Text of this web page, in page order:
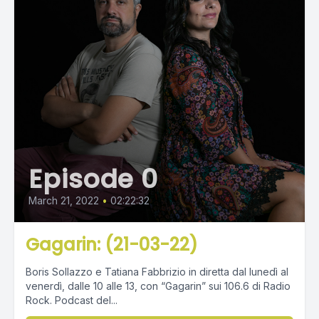
Episode 0
March 21, 2022 • 02:22:32
Gagarin: (21-03-22)
Boris Sollazzo e Tatiana Fabbrizio in diretta dal lunedì al
venerdì, dalle 10 alle 13, con “Gagarin” sui 106.6 di Radio
Rock. Podcast del...